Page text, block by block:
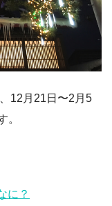
12月21日〜2月5
。
に？